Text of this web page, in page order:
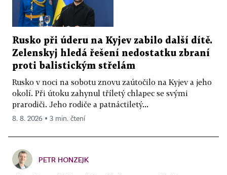
Rusko při úderu na Kyjev zabilo další dítě.
Zelenskyj hledá řešení nedostatku zbraní
proti balistickým střelám
Rusko v noci na sobotu znovu zaútočilo na Kyjev a jeho
okolí. Při útoku zahynul tříletý chlapec se svými
prarodiči. Jeho rodiče a patnáctiletý...
8. 8. 2026 ▪ 3 min. čtení
PETR HONZEJK